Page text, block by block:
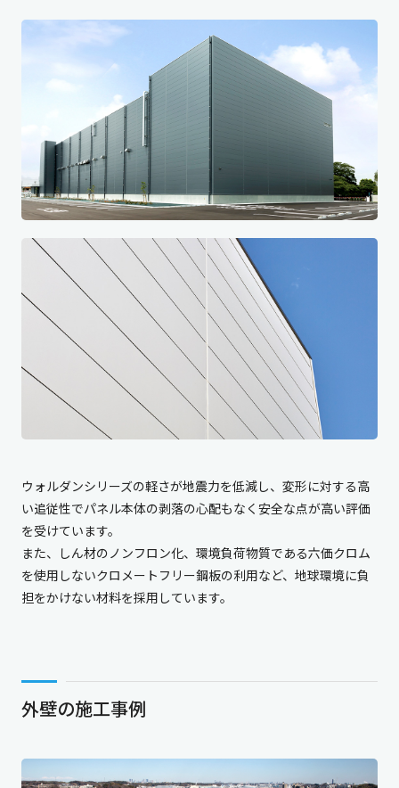
ウォルダンシリーズの軽さが地震力を低減し、変形に対する高
い追従性でパネル本体の剥落の心配もなく安全な点が高い評価
を受けています。
また、しん材のノンフロン化、環境負荷物質である六価クロム
を使用しないクロメートフリー鋼板の利用など、地球環境に負
担をかけない材料を採用しています。
外壁の施工事例